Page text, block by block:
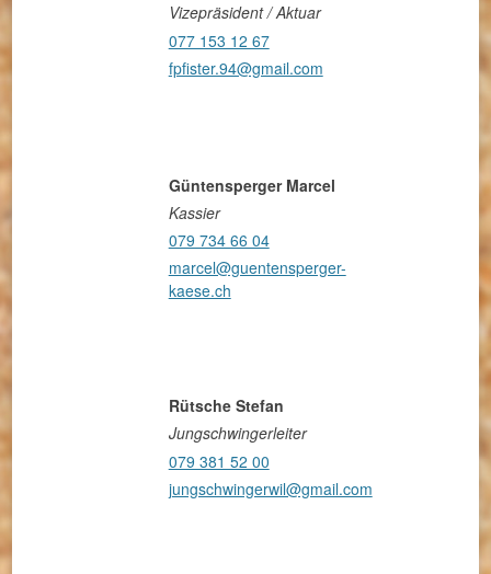
Vizepräsident / Aktuar
077 153 12 67
fpfister.94@gmail.com
Güntensperger Marcel
Kassier
079 734 66 04
marcel@guentensperger-
kaese.ch
Rütsche Stefan
Jungschwingerleiter
079 381 52 00
jungschwingerwil@gmail.com